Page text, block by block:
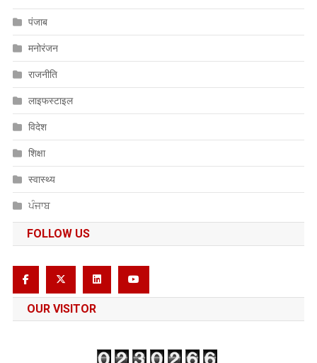
पंजाब
मनोरंजन
राजनीति
लाइफस्टाइल
विदेश
शिक्षा
स्वास्थ्य
ਪੰਜਾਬ
FOLLOW US
OUR VISITOR